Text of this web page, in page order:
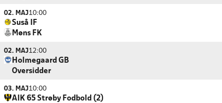
02. MAJ10:00
Suså IF
Møns FK
02. MAJ12:00
Holmegaard GB
Oversidder
03. MAJ10:00
AIK 65 Strøby Fodbold (2)